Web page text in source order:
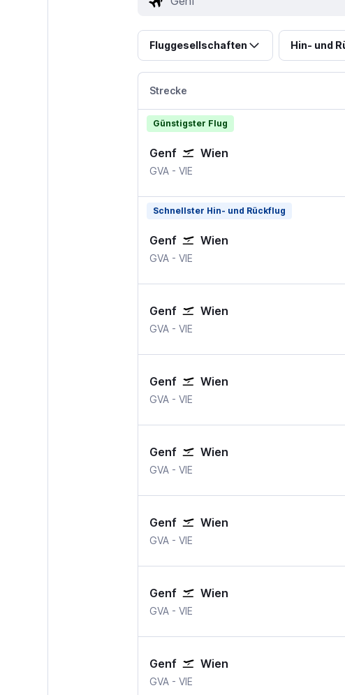
Fluggesellschaften Hin- und
Strecke
Günstigster Flug
Genf Wien
GVA- VIE
Schnellster Hin- und Rückflug
Genf Wien
GVA- VIE
Genf Wien
GVA- VIE
Genf Wien
GVA- VIE
Genf Wien
GVA- VIE
Genf Wien
GVA- VIE
Genf Wien
GVA- VIE
Genf Wien
GVA- VIE